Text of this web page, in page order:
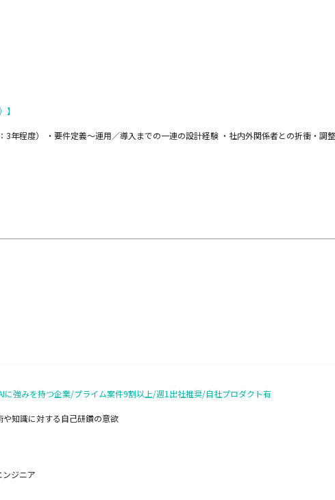
年程度） ・要件定義～運用／導入までの一連の設計経験 ・社内外関係者との折衝・調
に強みを持つ企業/プライム案件9割以上/週1出社推奨/自社プロダクト有
知識に対する自己研鑽の意欲
ジニア